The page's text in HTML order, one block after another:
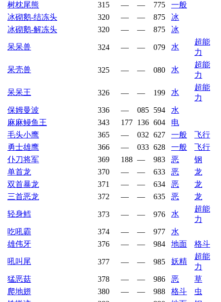
树枕尾熊 315 — — 775
一般
冰砌鹅-结冻头
320 — — 875
冰
冰砌鹅-解冻头
320 — — 875 冰
呆呆兽 324 — — 079 水
超能
力
呆壳兽 325 — — 080 水
超能
力
呆呆王 326 — — 199 水
超能
力
保姆曼波
336 — 085 594
水
麻麻鳗鱼王
343 177 136 604
电
毛头小鹰
365 — 032 627 一般
飞行
勇士雄鹰
366 — 033 628 一般
飞行
仆刀将军
369 188 — 983 恶
钢
单首龙
370 — — 633 恶
龙
双首暴龙
371 — — 634 恶
龙
三首恶龙
372 — — 635 恶 龙
轻身鳕 373 — — 976 水
超能
力
吃吼霸
374 — — 977
水
雄伟牙
376 — — 984 地面 格斗
吼叫尾 377 — — 985 妖精
超能
力
猛恶菇
378 — — 986 恶
草
爬地翅
380 — — 988 格斗
虫